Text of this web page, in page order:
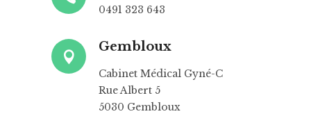
0491 323 643
Gembloux
Cabinet Médical Gyné-C
Rue Albert 5
5030 Gembloux